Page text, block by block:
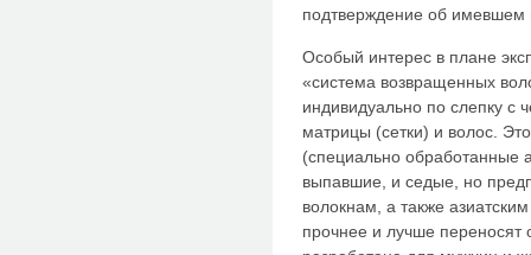
подтверждение об имевшем
Особый интерес в плане
«система возвращенных
индивидуально по слепку с
матрицы (сетки) и волос.
(специально обработанные
выпавшие, и седые, но
волокнам, а также
прочнее и лучше переносят